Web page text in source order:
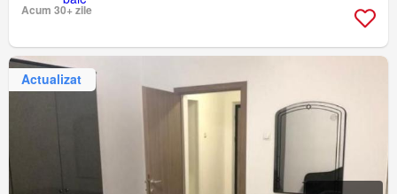
Acum 30+ zile
Actualizat